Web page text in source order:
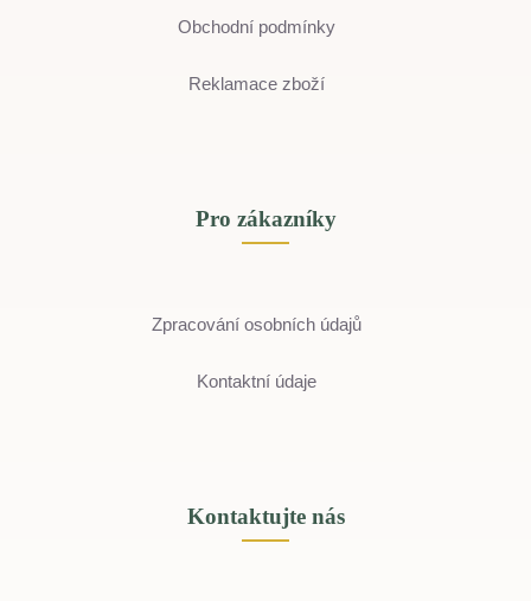
Obchodní podmínky
Reklamace zboží
Pro zákazníky
Zpracování osobních údajů
Kontaktní údaje
Kontaktujte nás